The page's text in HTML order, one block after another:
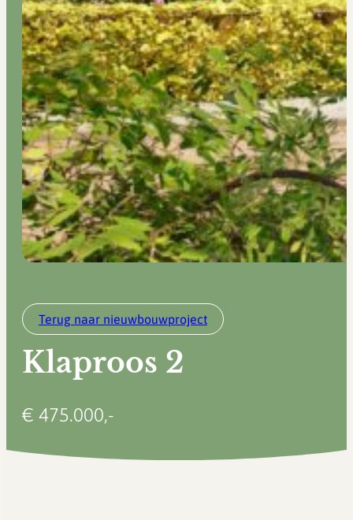
Terug naar nieuwbouwproject
Klaproos 2
€ 475.000,-